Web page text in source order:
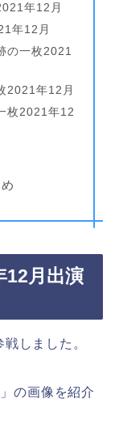
年12月
年12月
の一枚2021
2021年12月
枚2021年12
12月出演
しました。
の画像を紹介